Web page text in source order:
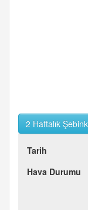
2 Haftalık